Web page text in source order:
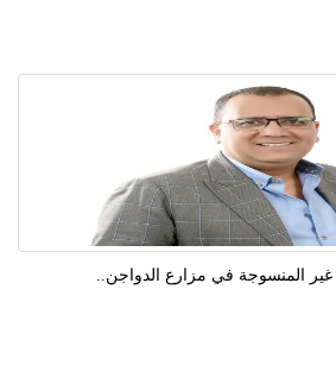
المنسوجة في مزارع الدواجن..